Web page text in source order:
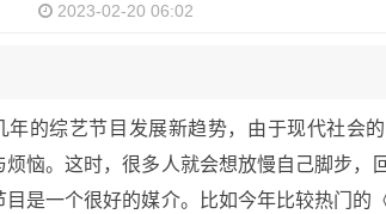
2023-02-20 06:02
年的综艺节目发展新趋势，由于现代社会
恼。这时，很多人就会想放慢自己脚步，
是一个很好的媒介。比如今年比较热门的